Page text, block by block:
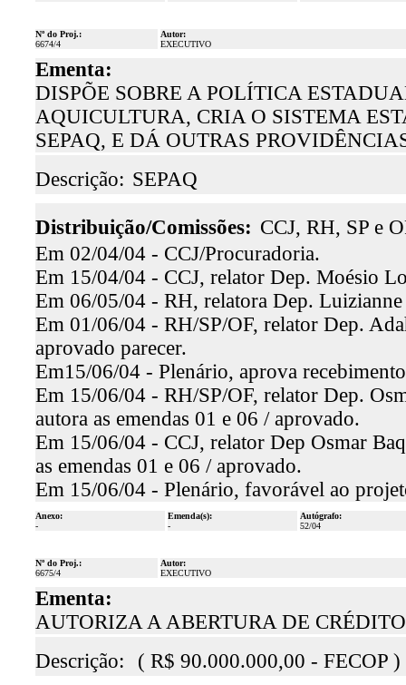
Nº do Proj.:
6674/4
Autor:
EXECUTIVO
Ementa:
DISPÕE SOBRE A POLÍTICA
AQUICULTURA, CRIA O SISTEMA
SEPAQ, E DÁ OUTRAS
Descrição: SEPAQ
Distribuição/Comissões: CCJ, RH, SP e
Em 02/04/04 - CCJ/Procuradoria.
Em 15/04/04 - CCJ, relator Dep. Moésio
Em 06/05/04 - RH, relatora Dep.
Em 01/06/04 - RH/SP/OF, relator Dep.
aprovado parecer.
Em15/06/04 - Plenário, aprova
Em 15/06/04 - RH/SP/OF, relator Dep.
autora as emendas 01 e 06 / aprovado.
Em 15/06/04 - CCJ, relator Dep Osmar
as emendas 01 e 06 / aprovado.
Em 15/06/04 - Plenário, favorável ao
Anexo:
-
Emenda(s):
-
Autógrafo:
52/04
Nº do Proj.:
6675/4
Autor:
EXECUTIVO
Ementa:
AUTORIZA A ABERTURA DE
Descrição:
( R$ 90.000.000,00 - FECOP )